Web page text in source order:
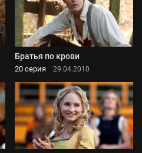
Братья по крови
20 серия 29.04.2010